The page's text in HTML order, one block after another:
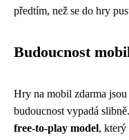
předtím, než se do hry
Budoucnost
Hry na mobil zdarma
budoucnost vypadá
free-to-play model, který